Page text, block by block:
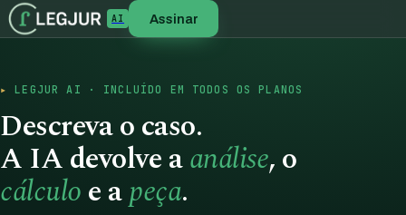
AI Assinar
LEGJUR AI · INCLUÍDO EM TODOS OS PLANOS
Descreva o caso.
A IA devolve aanálise, o
cálculoe apeça.